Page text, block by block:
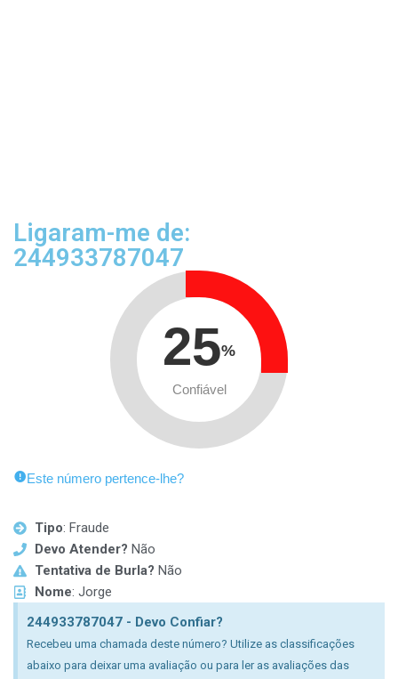
Ligaram-me de:
244933787047
25%
Confiável
Este número pertence-lhe?
Tipo: Fraude
Devo Atender? Não
Tentativa de Burla? Não
Nome: Jorge
244933787047 - Devo Confiar?
Recebeu uma chamada deste número? Utilize as classificações
abaixo para deixar uma avaliação ou para ler as avaliações das